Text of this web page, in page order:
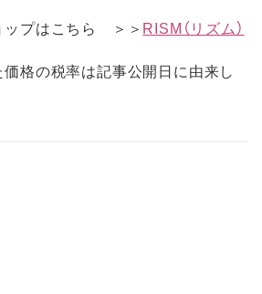
ップはこちら ＞＞ RISM（リズム）
格の税率は記事公開日に由来し